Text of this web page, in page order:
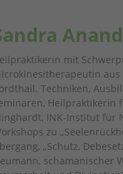
mit
Techniken,
Heilpraktikerin
INK-Institut für
zu
„Schutz,
schamanischer